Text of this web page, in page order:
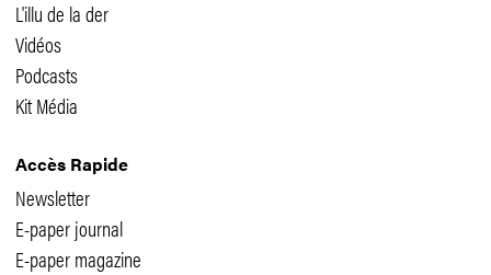
L'illu de la der
Vidéos
Podcasts
Kit Média
Accès Rapide
Newsletter
E-paper journal
E-paper magazine